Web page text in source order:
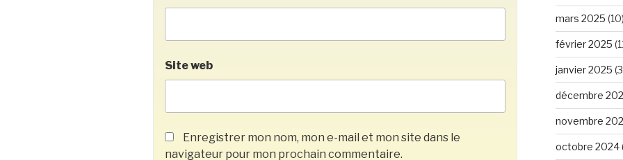
Site web
Enregistrer mon nom, mon e-mail et mon site dans le
navigateur pour mon prochain commentaire.
mars 2025 (10)
février 2025
janvier 2025
décembre
novembre
octobre 2024